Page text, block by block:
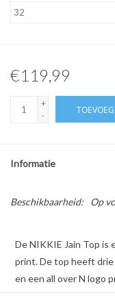
€119,99
+
-
Informatie
Beschikbaarheid: Op
De NIKKIE Jain Top is
print. De top heeft
en een all over N logo